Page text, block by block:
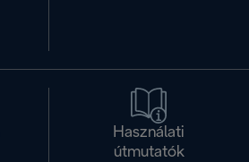
Használati
útmutatók